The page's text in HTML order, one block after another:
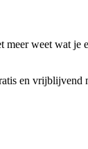
meer weet wat
en vrijblijvend